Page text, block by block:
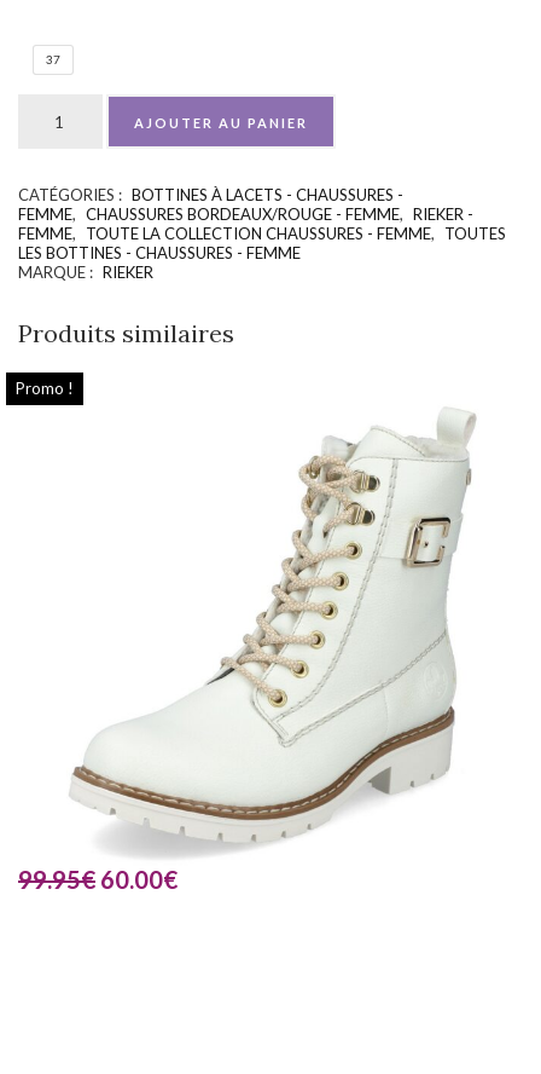
37
AJOUTER AU PANIER
CATÉGORIES : BOTTINES À LACETS - CHAUSSURES -
FEMME, CHAUSSURES BORDEAUX/ROUGE - FEMME, RIEKER -
FEMME, TOUTE LA COLLECTION CHAUSSURES - FEMME,
TOUTES
LES BOTTINES - CHAUSSURES - FEMME
MARQUE : RIEKER
Produits similaires
Promo !
99.95€ 60.00€